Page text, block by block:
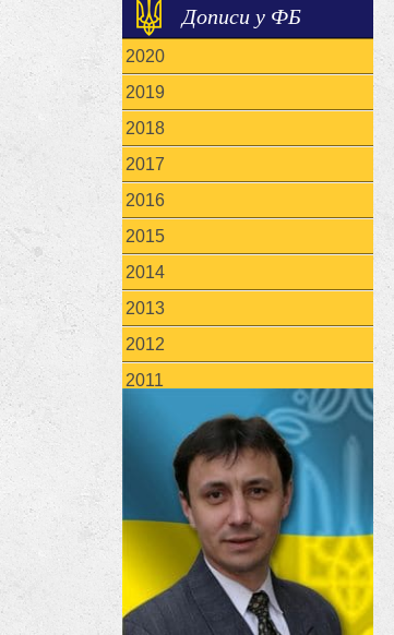
Дописи у ФБ
2020
2019
2018
2017
2016
2015
2014
2013
2012
2011